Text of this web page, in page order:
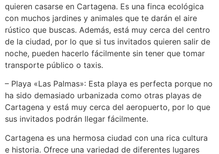
quieren casarse en Cartagena. Es una finca ecológica
con muchos jardines y animales que te darán el aire
rústico que buscas. Además, está muy cerca del centro
de la ciudad, por lo que si tus invitados quieren salir de
noche, pueden hacerlo fácilmente sin tener que tomar
transporte público o taxis.
– Playa «Las Palmas»: Esta playa es perfecta porque no
ha sido demasiado urbanizada como otras playas de
Cartagena y está muy cerca del aeropuerto, por lo que
sus invitados podrán llegar fácilmente.
Cartagena es una hermosa ciudad con una rica cultura
e historia. Ofrece una variedad de diferentes lugares